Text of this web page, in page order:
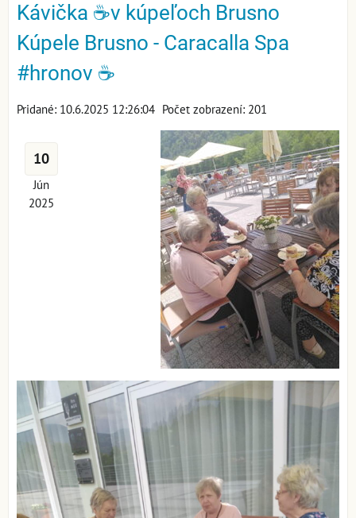
Kávička ☕️v kúpeľoch Brusno
Kúpele Brusno - Caracalla Spa
#hronov ☕️
Pridané: 10.6.2025 12:26:04 Počet zobrazení: 201
10
Jún
2025